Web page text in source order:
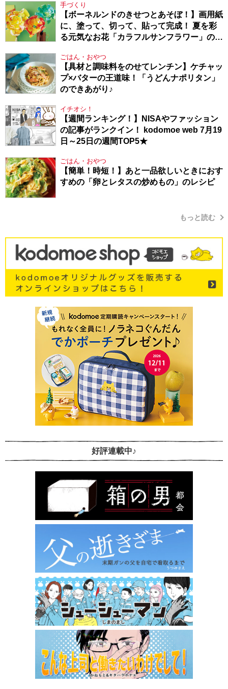
手づくり
【ボーネルンドのきせつとあそぼ！】画用紙
に、塗って、切って、貼って完成！ 夏を彩
る元気なお花「カラフルサンフラワー」の作
ごはん・おやつ
【具材と調味料をのせてレンチン】ケチャッ
プ×バターの王道味！「うどんナポリタン」
のできあがり♪
イチオシ！
【週間ランキング！】NISAやファッション
の記事がランクイン！ kodomoe web 7月19
日～25日の週間TOP5★
ごはん・おやつ
【簡単！時短！】あと一品欲しいときにおす
すめの「卵とレタスの炒めもの」のレシピ
もっと読む
好評連載中♪